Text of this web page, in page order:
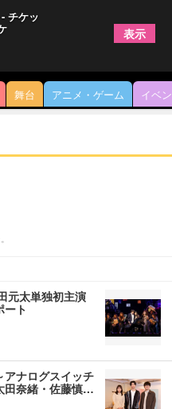
舞台 アニメ・ゲーム イベ
元太単独初主演
ート
アナログスイッチ
田奈緒・佐藤慎…
チケッ
表示